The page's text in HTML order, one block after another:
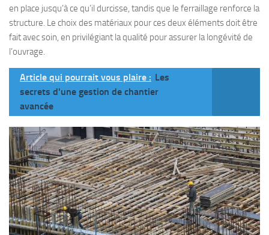
en place jusqu’à ce qu’il durcisse, tandis que le ferraillage renforce la
structure. Le choix des matériaux pour ces deux éléments doit être
fait avec soin, en privilégiant la qualité pour assurer la longévité de
l’ouvrage.
Article qui pourrait vous plaire : Les
secrets d'une gestion de chantier
avancée